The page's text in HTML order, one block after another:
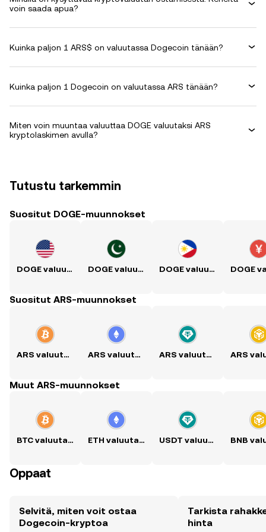
voin saada apua?
Kuinka paljon 1 ARS$ on valuutassa Dogecoin tänään?
Kuinka paljon 1 Dogecoin on valuutassa ARS tänään?
Miten voin muuntaa valuuttaa DOGE valuutaksi ARS
kryptolaskimen avulla?
Tutustu tarkemmin
Suositut DOGE-muunnokset
DOGE valuutaksi USD DOGE valuutaksi PKR DOGE valuutaksi PHP
Suositut ARS-muunnokset
ARS valuutaksi BTC ARS valuutaksi ETH ARS valuutaksi USDT
Muut ARS-muunnokset
BTC valuutaksi ARS ETH valuutaksi ARS USDT valuutaksi ARS
Oppaat
Selvitä, miten voit ostaa
Dogecoin-kryptoa
Tarkista
hinta